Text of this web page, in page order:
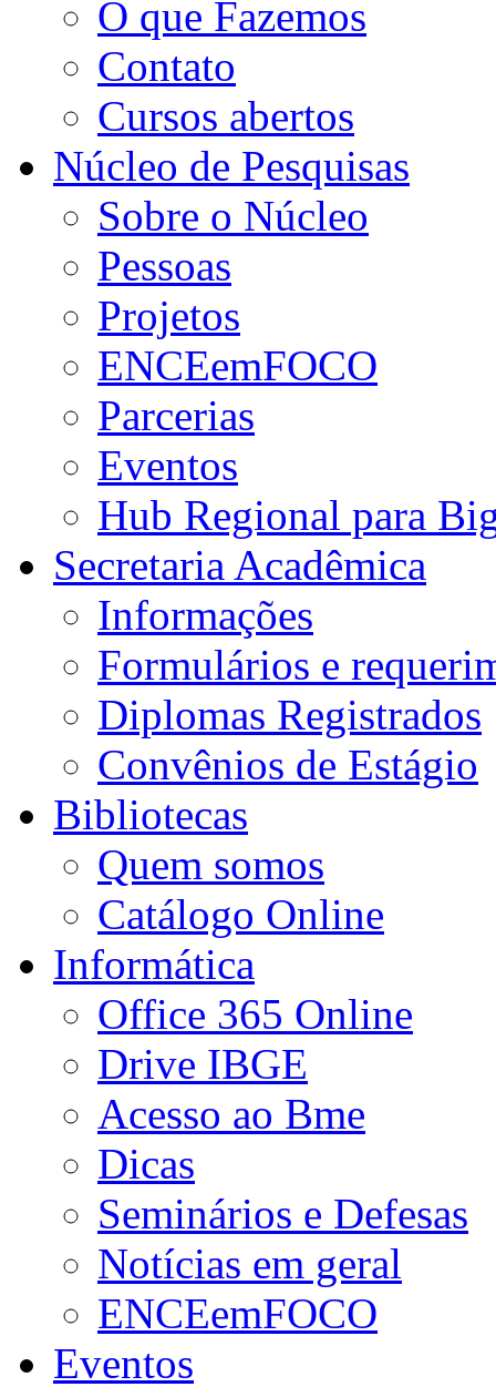
O que Fazemos
Contato
Cursos abertos
Núcleo de Pesquisas
Sobre o Núcleo
Pessoas
Projetos
ENCEemFOCO
Parcerias
Eventos
Hub Regional para
Secretaria Acadêmica
Informações
Formulários e
Diplomas Registrados
Convênios de Estágio
Bibliotecas
Quem somos
Catálogo Online
Informática
Office 365 Online
Drive IBGE
Acesso ao Bme
Dicas
Seminários e Defesas
Notícias em geral
ENCEemFOCO
Eventos